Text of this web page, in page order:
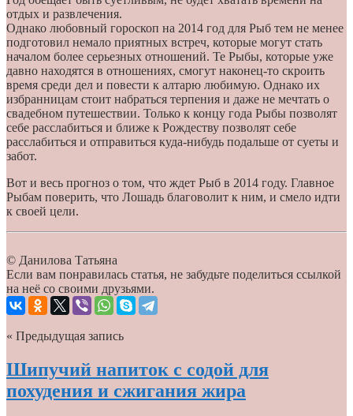
отдых и развлечения.
Однако любовный гороскоп на 2014 год для Рыб тем не менее
подготовил немало приятных встреч, которые могут стать
началом более серьезных отношений. Те Рыбы, которые уже
давно находятся в отношениях, смогут наконец-то скроить
время среди дел и повести к алтарю любимую. Однако их
избранницам стоит набраться терпения и даже не мечтать о
свадебном путешествии. Только к концу года Рыбы позволят
себе расслабиться и ближе к Рождеству позволят себе
расслабиться и отправиться куда-нибудь подальше от суеты и
забот.
Вот и весь прогноз о том, что ждет Рыб в 2014 году. Главное
Рыбам поверить, что Лошадь благоволит к ним, и смело идти
к своей цели.
© Данилова Татьяна
Если вам понравилась статья, не забудьте поделиться ссылкой
на неё со своими друзьями.
« Предыдущая запись
Шипучий напиток с содой для
похудения и сжигания жира